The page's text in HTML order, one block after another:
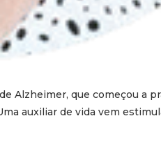
Alzheimer, que começou a
auxiliar de vida vem